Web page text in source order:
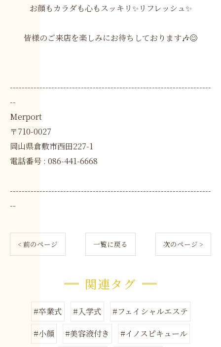
お顔もカラダも心もスッキリ✨リフレッシュ✨
皆様のご来店を楽しみにお待ちしております🎶😊
--------------------------------------------------------------------
--
Merport
〒710-0027
岡山県倉敷市西田227-1
電話番号 : 086-441-6668
--------------------------------------------------------------------
--
< 前のページ 一覧に戻る 次のページ >
関連タグ
#卒業式 #入学式
#フェイシャルエステ
#小顔
#美容液付き #イノスピキュール